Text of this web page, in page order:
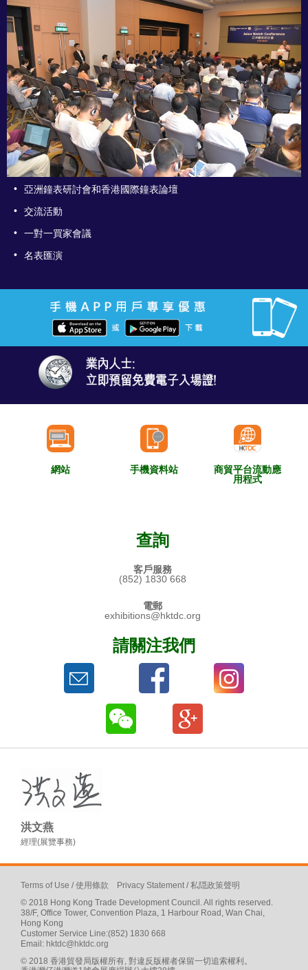
•
亞洲鐘表研討會和香港國際鐘表論壇
•
交流活動
•
一對一買家會議
•
名表匯演
網站 手機資料站
商貿平台流動應
用程式
查詢
客戶服務
(852) 1830 668
電郵
exhibitions@hktdc.org
請關注我們
洪文燕
經理(展覽事務)
Terms of Use /使用條款 Privacy Statement /私隠政策聲明
© 2018 Hong Kong Trade Development Council. All rights reserved.
38/F, Office Tower, Convention Plaza, 1 Harbour Road, Wan Chai,
Hong Kong
Customer Service Line:(852) 1830 668
Email: hktdc@hktdc.org
© 2018 香港貿發局版權所有, 對違反版權者保留一切追索權利。